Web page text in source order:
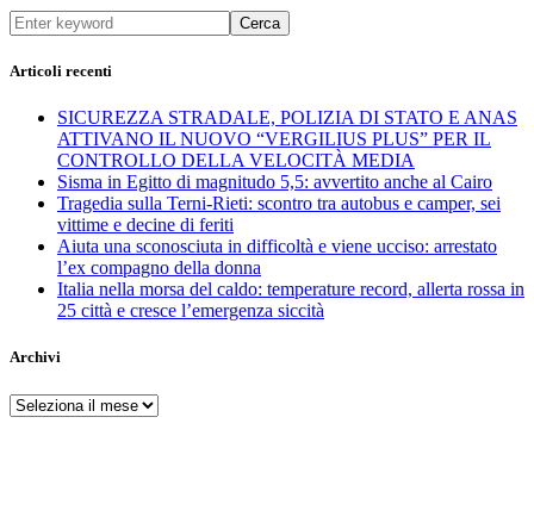
Cerca
Articoli recenti
SICUREZZA STRADALE, POLIZIA DI STATO E ANAS
ATTIVANO IL NUOVO “VERGILIUS PLUS” PER IL
CONTROLLO DELLA VELOCITÀ MEDIA
Sisma in Egitto di magnitudo 5,5: avvertito anche al Cairo
Tragedia sulla Terni-Rieti: scontro tra autobus e camper, sei
vittime e decine di feriti
Aiuta una sconosciuta in difficoltà e viene ucciso: arrestato
l’ex compagno della donna
Italia nella morsa del caldo: temperature record, allerta rossa in
25 città e cresce l’emergenza siccità
Archivi
Archivi